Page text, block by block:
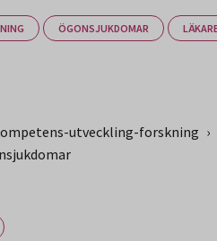
ÖGONSJUKDOMAR
utveckling-forskning ›